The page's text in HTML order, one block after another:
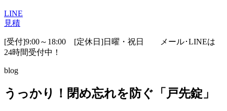
LINE
見積
[受付]9:00～18:00 [定休日]日曜・祝日
メール･LINEは
24時間受付中！
blog
うっかり！閉め忘れを防ぐ「戸先錠」